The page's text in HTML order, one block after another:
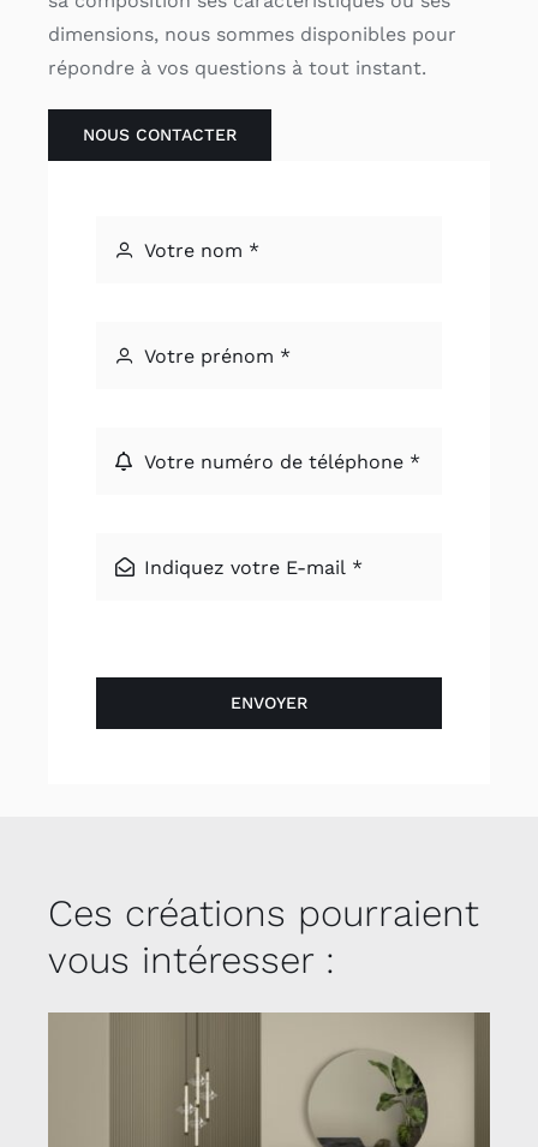
dimensions, nous sommes disponibles pour
répondre à vos questions à tout instant.
NOUS CONTACTER
ENVOYER
Ces créations pourraient
vous intéresser :